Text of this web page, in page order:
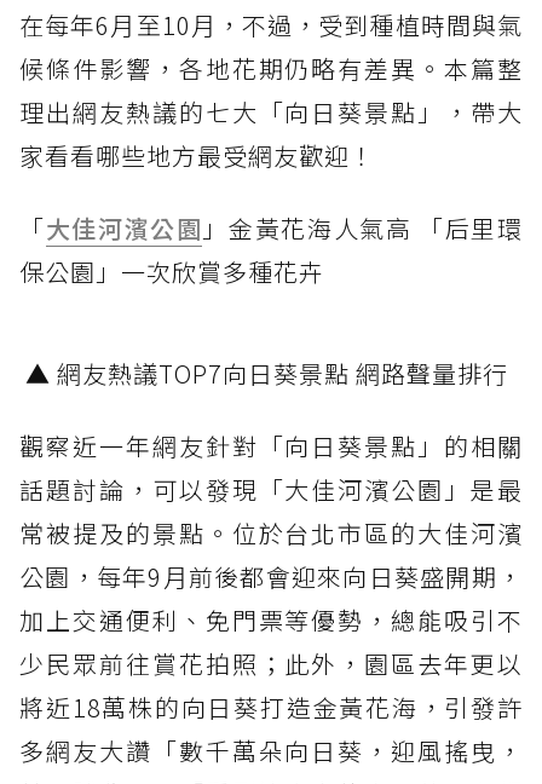
在每年6月至10月，不過，受到種植時間與氣
候條件影響，各地花期仍略有差異。本篇整
理出網友熱議的七大「向日葵景點」，帶大
家看看哪些地方最受網友歡迎！
「大佳河濱公園 」金黃花海人氣高 「后里環
保公園」一次欣賞多種花卉
▲ 網友熱議TOP7向日葵景點 網路聲量排行
觀察近一年網友針對「向日葵景點」的相關
話題討論，可以發現「大佳河濱公園」是最
常被提及的景點。位於台北市區的大佳河濱
公園，每年9月前後都會迎來向日葵盛開期，
加上交通便利、免門票等優勢，總能吸引不
少民眾前往賞花拍照；此外，園區去年更以
將近18萬株的向日葵打造金黃花海，引發許
多網友大讚「數千萬朵向日葵，迎風搖曳，